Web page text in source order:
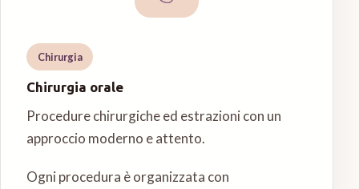
Chirurgia
Chirurgia orale
Procedure chirurgiche ed estrazioni con un
approccio moderno e attento.
Ogni procedura è organizzata con